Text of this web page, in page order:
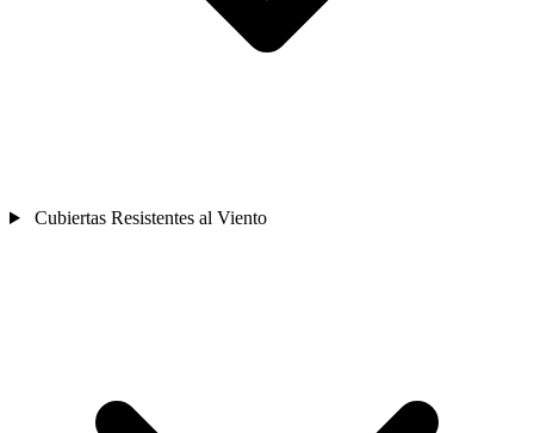
Cubiertas Resistentes al Viento